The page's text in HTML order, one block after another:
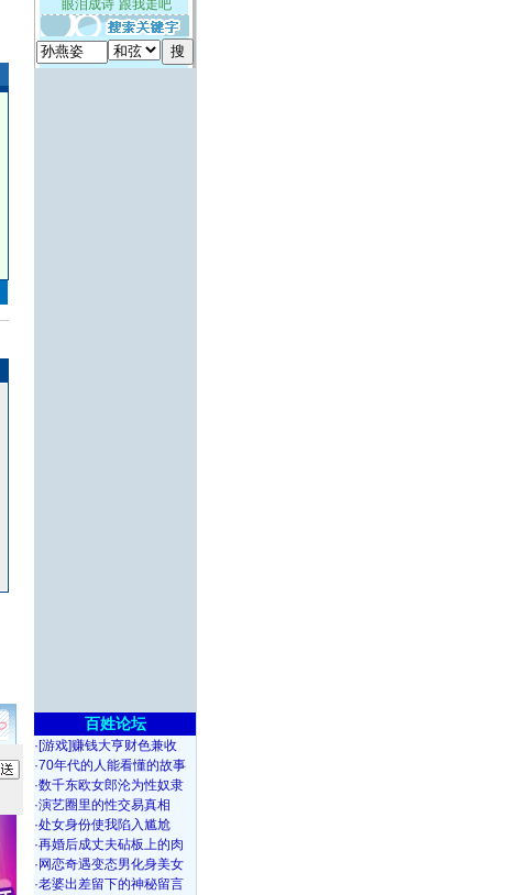
百姓论坛
· [游戏]赚钱大亨财色兼收
·70年代的人能看懂的故事
·数千东欧女郎沦为性奴隶
·演艺圈里的性交易真相
·处女身份使我陷入尴尬
·再婚后成丈夫砧板上的肉
· 网恋奇遇变态男化身美女
·老婆出差留下的神秘留言